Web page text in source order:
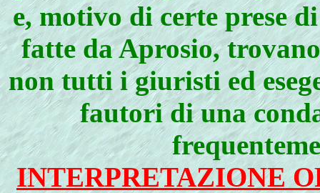
e, motivo di certe prese
fatte da Aprosio,
non tutti i giuristi ed
fautori di una
INTERPRETAZIONE